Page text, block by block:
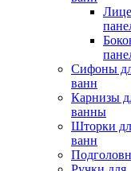
Сифоны
ванн
Карнизы
ванны
Шторки
ванн